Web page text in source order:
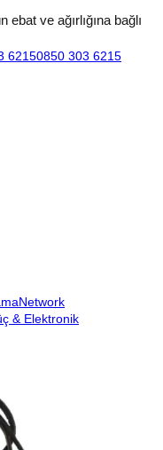
ve ağırlığına bağlı
62150850 303 6215
Network
& Elektronik